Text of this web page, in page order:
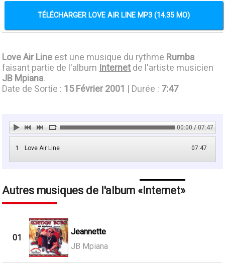
TÉLÉCHARGER LOVE AIR LINE MP3 (14.35 MO)
Love Air Line est une musique du rythme Rumba
faisant partie de l'album Internet de l'artiste musicien
JB Mpiana.
Date de Sortie : 15 Février 2001 | Durée : 7:47
00:00 / 07:47
1 07:47
Love Air Line
Autres musiques de l'album Internet
01
Jeannette
JB Mpiana